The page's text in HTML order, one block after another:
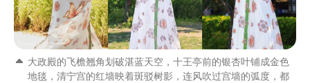
大政殿的飞檐翘角划破湛蓝天空，十王亭前的银杏叶铺成金色
地毯，清宁宫的红墙映着斑驳树影，连风吹过宫墙的弧度，都